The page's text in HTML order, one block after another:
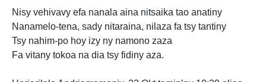
Nisy vehivavy efa nanala aina nitsaika tao anatiny
Nanamelo-tena, sady nitaraina, nilaza fa tsy tantiny
Tsy nahim-po hoy izy ny namono zaza
Fa vitany tokoa na dia tsy fidiny aza.